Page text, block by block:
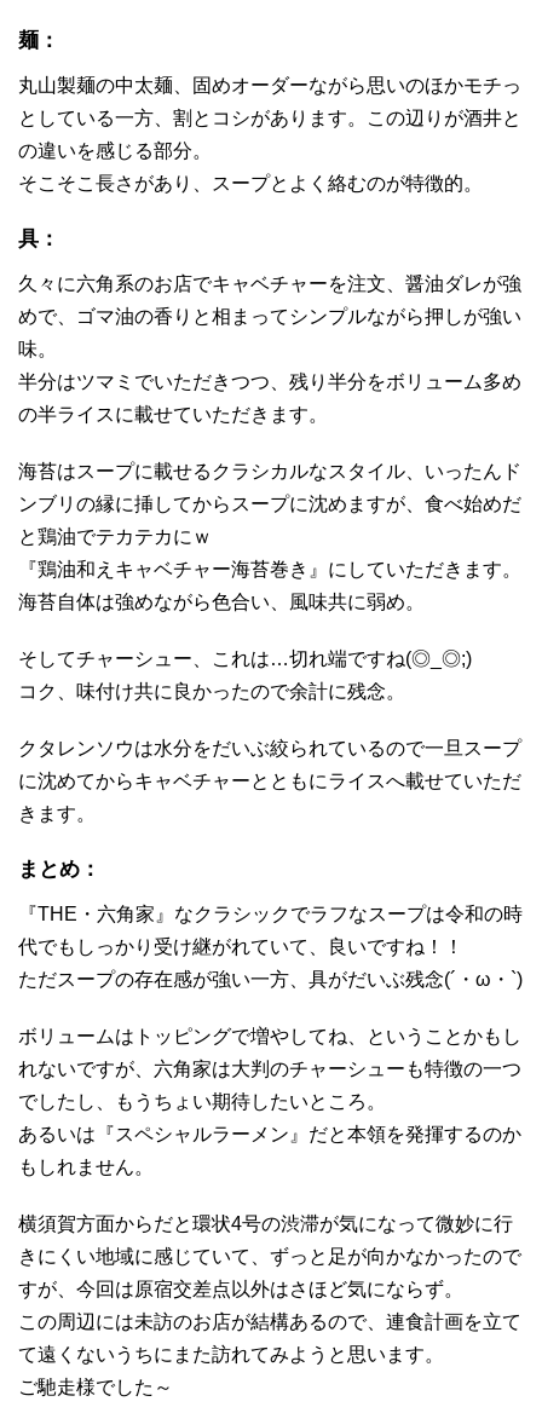
麺：
丸山製麺の中太麺、固めオーダーながら思いのほかモチっ
としている一方、割とコシがあります。この辺りが酒井と
の違いを感じる部分。
そこそこ長さがあり、スープとよく絡むのが特徴的。
具：
久々に六角系のお店でキャベチャーを注文、醤油ダレが強
めで、ゴマ油の香りと相まってシンプルながら押しが強い
味。
半分はツマミでいただきつつ、残り半分をボリューム多め
の半ライスに載せていただきます。
海苔はスープに載せるクラシカルなスタイル、いったんド
ンブリの縁に挿してからスープに沈めますが、食べ始めだ
と鶏油でテカテカにｗ
『鶏油和えキャベチャー海苔巻き』にしていただきます。
海苔自体は強めながら色合い、風味共に弱め。
そしてチャーシュー、これは…切れ端ですね(◎_◎;)
コク、味付け共に良かったので余計に残念。
クタレンソウは水分をだいぶ絞られているので一旦スープ
に沈めてからキャベチャーとともにライスへ載せていただ
きます。
まとめ：
『THE・六角家』なクラシックでラフなスープは令和の時
代でもしっかり受け継がれていて、良いですね！！
ただスープの存在感が強い一方、具がだいぶ残念(´・ω・`)
ボリュームはトッピングで増やしてね、ということかもし
れないですが、六角家は大判のチャーシューも特徴の一つ
でしたし、もうちょい期待したいところ。
あるいは『スペシャルラーメン』だと本領を発揮するのか
もしれません。
横須賀方面からだと環状4号の渋滞が気になって微妙に行
きにくい地域に感じていて、ずっと足が向かなかったので
すが、今回は原宿交差点以外はさほど気にならず。
この周辺には未訪のお店が結構あるので、連食計画を立て
て遠くないうちにまた訪れてみようと思います。
ご馳走様でした～